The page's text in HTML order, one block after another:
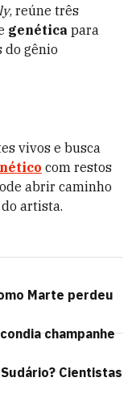
, reúne três
genética para
do gênio
vivos e busca
com restos
abrir caminho
do artista.
Marte perdeu
champanhe
Cientistas